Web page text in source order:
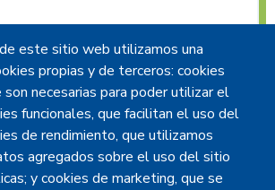
oficiales vía web:
este sitio web utilizamos una
propias y de terceros: cookies
son necesarias para poder utilizar el
funcionales, que facilitan el uso del
de rendimiento, que utilizamos
agregados sobre el uso del sitio
y cookies de marketing, que se